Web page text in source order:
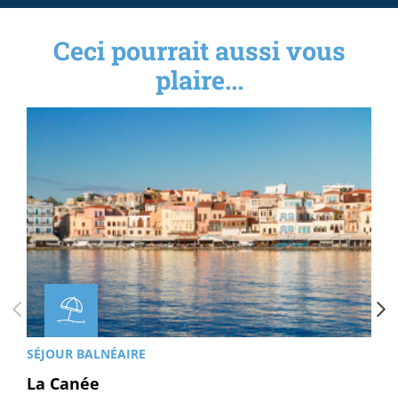
Ceci pourrait aussi vous
plaire...
SÉJOUR BALNÉAIRE
La Canée